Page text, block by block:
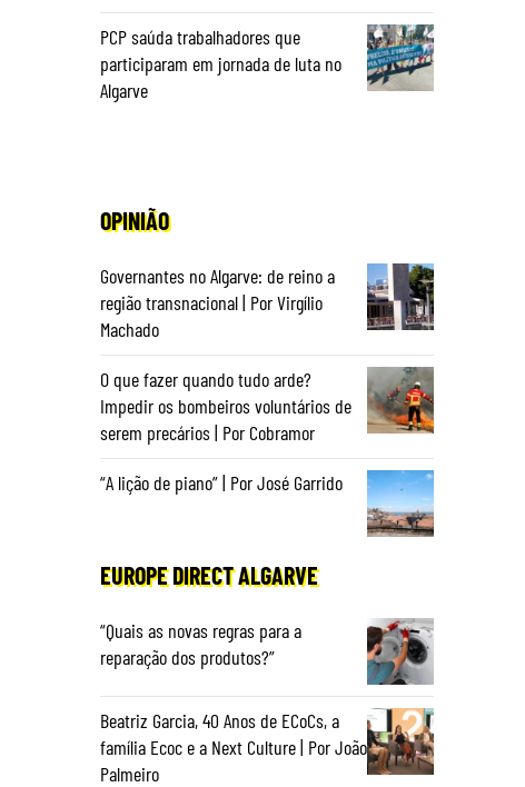
PCP saúda trabalhadores que
participaram em jornada de luta no
Algarve
OPINIÃO
Governantes no Algarve: de reino a
região transnacional | Por Virgílio
Machado
O que fazer quando tudo arde?
Impedir os bombeiros voluntários de
serem precários | Por Cobramor
“A lição de piano” | Por José Garrido
EUROPE DIRECT ALGARVE
“Quais as novas regras para a
reparação dos produtos?”
Beatriz Garcia, 40 Anos de ECoCs, a
família Ecoc e a Next Culture | Por João
Palmeiro